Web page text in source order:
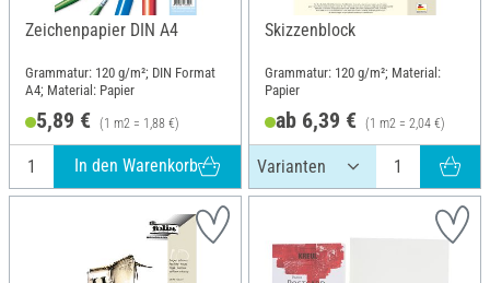
Zeichenpapier DIN A4
Grammatur: 120 g/m²; DIN Format
A4; Material: Papier
5,89 € (1 m2 = 1,88 €)
In den Warenkorb
Skizzenblock
Grammatur: 120 g/m²; Material:
Papier
ab 6,39 € (1 m2 = 2,04 €)